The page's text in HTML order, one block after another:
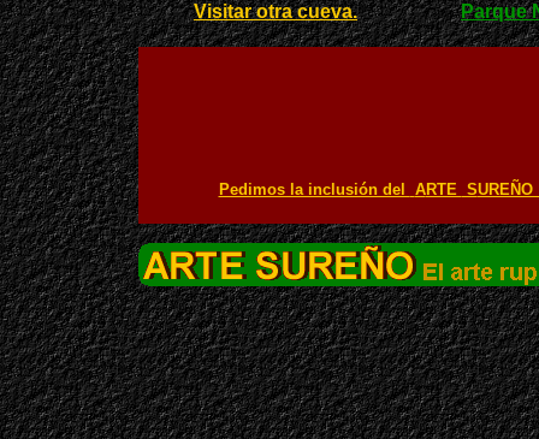
Visitar otra cueva. Parque
Pedimos la inclusión del ARTE S